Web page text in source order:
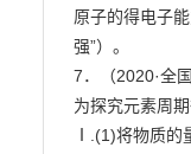
原子的得电子
强”）。
7．（2020·全
为探究元素周
Ⅰ.(1)将物质的